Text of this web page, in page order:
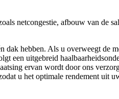
netcongestie, afbouw van
hebben. Als u overweegt de
een uitgebreid
ervan wordt door ons
u het optimale rendement uit